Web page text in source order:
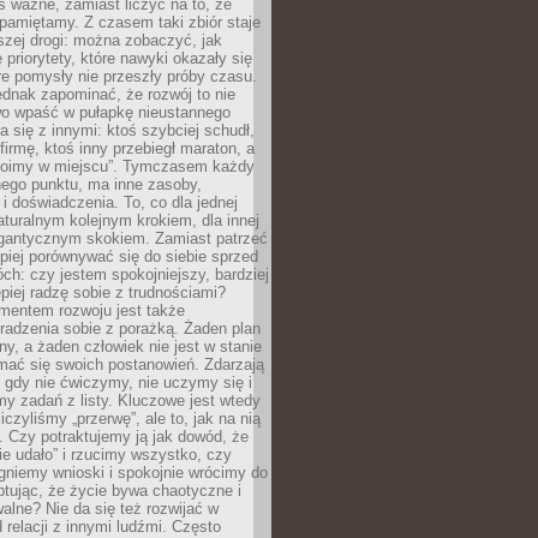
ważne, zamiast liczyć na to, że
Z czasem taki zbiór staje
drogi: można zobaczyć, jak
priorytety, które nawyki okazały się
pomysły nie przeszły próby czasu.
zapominać, że rozwój to nie
wpaść w pułapkę nieustannego
się z innymi: ktoś szybciej schudł,
ktoś inny przebiegł maraton, a
w miejscu”. Tymczasem każdy
punktu, ma inne zasoby,
doświadczenia. To, co dla jednej
kolejnym krokiem, dla innej
skokiem. Zamiast patrzeć
porównywać się do siebie sprzed
czy jestem spokojniejszy, bardziej
radzę sobie z trudnościami?
rozwoju jest także
sobie z porażką. Żaden plan
a żaden człowiek nie jest w stanie
się swoich postanowień. Zdarzają
gdy nie ćwiczymy, nie uczymy się i
zadań z listy. Kluczowe jest wtedy
„przerwę”, ale to, jak na nią
Czy potraktujemy ją jak dowód, że
udało” i rzucimy wszystko, czy
wnioski i spokojnie wrócimy do
że życie bywa chaotyczne i
Nie da się też rozwijać w
relacji z innymi ludźmi. Często